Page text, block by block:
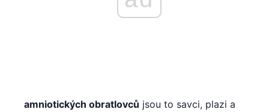
amniotických obratlovců jsou to savci, plazi a